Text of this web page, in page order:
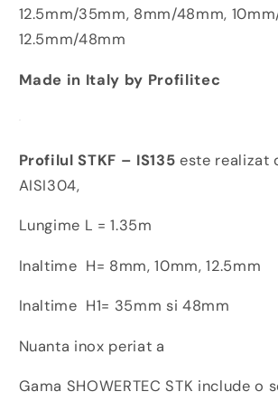
12.5mm/35mm, 8mm/48mm,
12.5mm/48mm
Made in Italy by Profilitec
Profilul STKF – IS135 este realizat
AISI304,
Lungime L = 1.35m
Inaltime H= 8mm, 10mm, 12.5mm
Inaltime H1= 35mm si 48mm
Nuanta inox periat a
Gama SHOWERTEC STK include o